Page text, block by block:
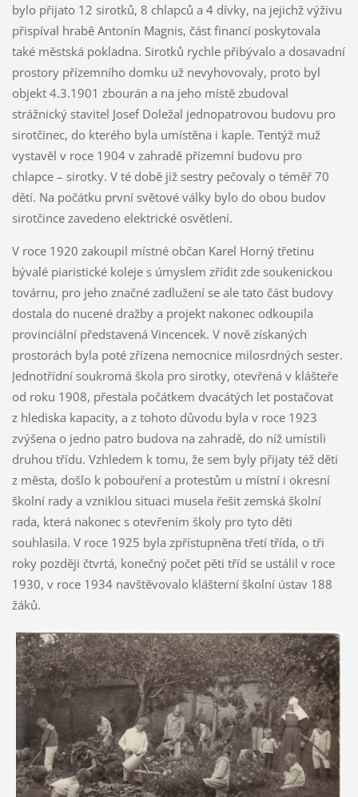
bylo přijato 12 sirotků, 8 chlapců a 4 dívky, na jejichž výživu
přispíval hrabě Antonín Magnis, část financí poskytovala
také městská pokladna. Sirotků rychle přibývalo a dosavadní
prostory přízemního domku už nevyhovovaly, proto byl
objekt 4.3.1901 zbourán a na jeho místě zbudoval
strážnický stavitel Josef Doležal jednopatrovou budovu pro
sirotčinec, do kterého byla umístěna i kaple. Tentýž muž
vystavěl v roce 1904 v zahradě přízemní budovu pro
chlapce – sirotky. V té době již sestry pečovaly o téměř 70
dětí. Na počátku první světové války bylo do obou budov
sirotčince zavedeno elektrické osvětlení.
V roce 1920 zakoupil místné občan Karel Horný třetinu
bývalé piaristické koleje s úmyslem zřídit zde soukenickou
továrnu, pro jeho značné zadlužení se ale tato část budovy
dostala do nucené dražby a projekt nakonec odkoupila
provinciální představená Vincencek. V nově získaných
prostorách byla poté zřízena nemocnice milosrdných sester.
Jednotřídní soukromá škola pro sirotky, otevřená v klášteře
od roku 1908, přestala počátkem dvacátých let postačovat
z hlediska kapacity, a z tohoto důvodu byla v roce 1923
zvýšena o jedno patro budova na zahradě, do níž umístili
druhou třídu. Vzhledem k tomu, že sem byly přijaty též děti
z města, došlo k pobouření a protestům u místní i okresní
školní rady a vzniklou situaci musela řešit zemská školní
rada, která nakonec s otevřením školy pro tyto děti
souhlasila. V roce 1925 byla zpřístupněna třetí třída, o tři
roky později čtvrtá, konečný počet pěti tříd se ustálil v roce
1930, v roce 1934 navštěvovalo klášterní školní ústav 188
žáků.